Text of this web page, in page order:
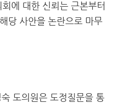
에 대한 신뢰는 근본부터
당 사안을 논란으로 마무
도의원은 도정질문을 통